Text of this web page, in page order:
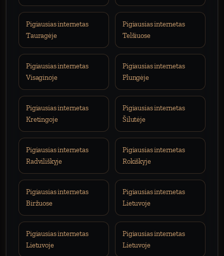
Pigiausias internetas
Tauragėje
Pigiausias internetas
Telšiuose
Pigiausias internetas
Visaginoje
Pigiausias internetas
Plungėje
Pigiausias internetas
Kretingoje
Pigiausias internetas
Šilutėje
Pigiausias internetas
Radviliškyje
Pigiausias internetas
Rokiškyje
Pigiausias internetas
Biržuose
Pigiausias internetas
Lietuvoje
Pigiausias internetas
Lietuvoje
Pigiausias internetas
Lietuvoje